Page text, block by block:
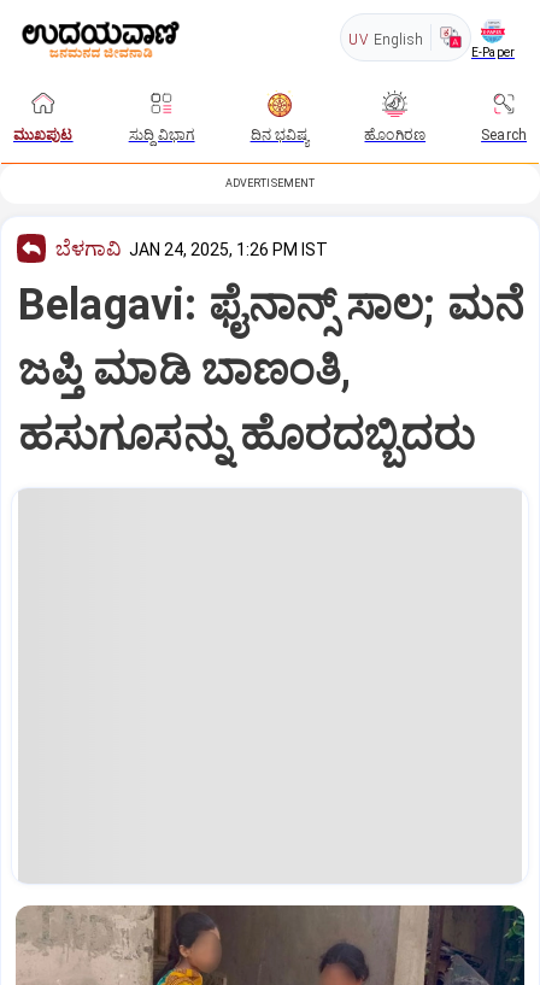
UV English
E-Paper
ಮುಖಪುಟ ಸುದ್ದಿ ವಿಭಾಗ ದಿನ ಭವಿಷ್ಯ ಹೊಂಗಿರಣ Search
ADVERTISEMENT
ಬೆಳಗಾವಿ JAN 24, 2025, 1:26 PM IST
Belagavi: ಫೈನಾನ್ಸ್‌ ಸಾಲ; ಮನೆ
ಜಪ್ತಿ ಮಾಡಿ ಬಾಣಂತಿ,
ಹಸುಗೂಸನ್ನು ಹೊರದಬ್ಬಿದರು